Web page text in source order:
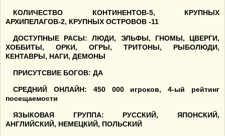
КОЛИЧЕСТВО КОНТИНЕНТОВ-5, КРУПНЫХ
АРХИПЕЛАГОВ-2, КРУПНЫХ ОСТРОВОВ -11
ДОСТУПНЫЕ РАСЫ: ЛЮДИ, ЭЛЬФЫ, ГНОМЫ, ЦВЕРГИ,
ХОББИТЫ, ОРКИ, ОГРЫ, ТРИТОНЫ, РЫБОЛЮДИ,
КЕНТАВРЫ, НАГИ, ДЕМОНЫ
ПРИСУТСВИЕ БОГОВ: ДА
СРЕДНИЙ ОНЛАЙН: 450 000 игроков, 4-ый рейтинг
посещаемости
ЯЗЫКОВАЯ ГРУППА: РУССКИЙ, ЯПОНСКИЙ,
АНГЛИЙСКИЙ, НЕМЕЦКИЙ, ПОЛЬСКИЙ